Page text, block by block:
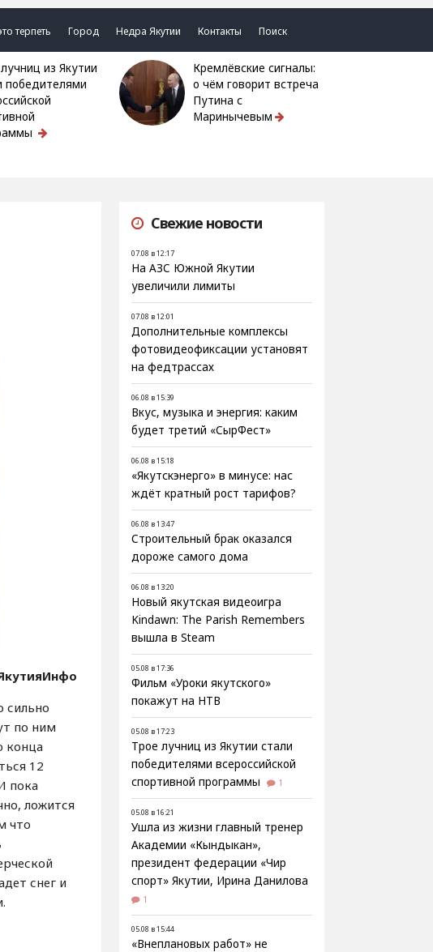
терпеть Город Недра Якутии Контакты Поиск
победителями
Кремлёвские сигналы:
о чём говорит встреча
Путина с
Маринычевым
сильно
по ним
конца
12
пока
ложится
что
снег и
Свежие новости
07.08 в 12:17
На АЗС Южной Якутии
увеличили лимиты
07.08 в 12:01
Дополнительные комплексы
фотовидеофиксации установят
на федтрассах
06.08 в 15:39
Вкус, музыка и энергия: каким
будет третий «СырФест»
06.08 в 15:18
«Якутскэнерго» в минусе: нас
ждёт кратный рост тарифов?
06.08 в 13:47
Строительный брак оказался
дороже самого дома
06.08 в 13:20
Новый якутская видеоигра
Kindawn: The Parish Remembers
вышла в Steam
05.08 в 17:36
Фильм «Уроки якутского»
покажут на НТВ
05.08 в 17:23
Трое лучниц из Якутии стали
победителями всероссийской
спортивной программы
1
05.08 в 16:21
Ушла из жизни главный тренер
Академии «Кындыкан»,
президент федерации «Чир
спорт» Якутии, Ирина Данилова
1
05.08 в 15:44
«Внеплановых работ» не